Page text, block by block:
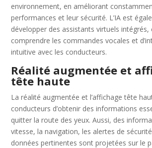
environnement, en améliorant
performances et leur sécurité. L’IA est
développer des assistants virtuels intégrés,
comprendre les commandes vocales et
intuitive avec les conducteurs.
Réalité augmentée et
tête haute
La réalité augmentée et l’affichage tête
conducteurs d’obtenir des informations
quitter la route des yeux. Aussi, des
vitesse, la navigation, les alertes de
données pertinentes sont projetées sur le